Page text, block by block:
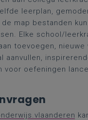
leerplan,
map bestanden
Elke school/
toevoegen, nieuwe
aanvullen,
voor oefeningen